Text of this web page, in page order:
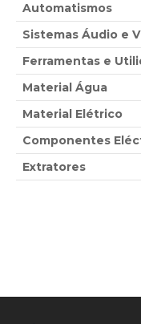
Automatismos
Sistemas Áudio e
Ferramentas e
Material Água
Material Elétrico
Componentes
Extratores